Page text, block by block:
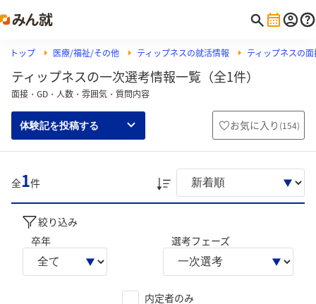
トップ 医療/福祉/その他 ティップネスの就活情報 ティップネスの
ティップネスの一次選考情報一覧（全1件）
面接・GD・人数・雰囲気・質問内容
体験記を投稿する お気に入り (154)
全1件
絞り込み
卒年
選考フェーズ
内定者のみ